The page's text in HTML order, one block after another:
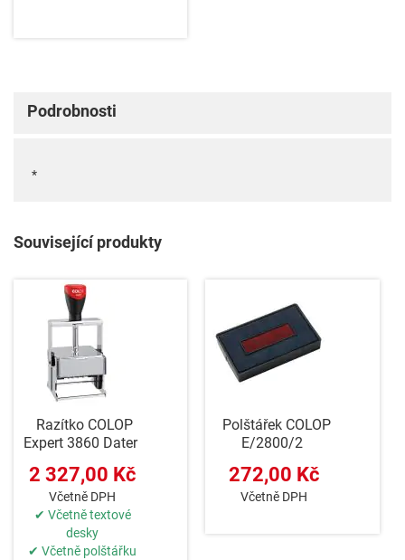
Podrobnosti
*
Související produkty
Razítko COLOP
Expert 3860 Dater
2 327,00 Kč
Včetně DPH
✔ Včetně textové
desky
✔ Včetně polštářku
Polštářek COLOP
E/2800/2
272,00 Kč
Včetně DPH